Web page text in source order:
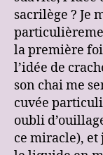
sacrilège ? Je
la première
l’idée de
son chai me
cuvée
oubli
ce miracle), et